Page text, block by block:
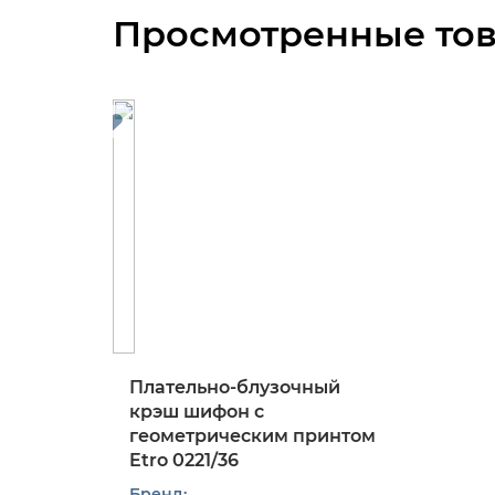
Просмотренные
Плательно-блузочный
крэш шифон с
геометрическим принтом
Etro 0221/36